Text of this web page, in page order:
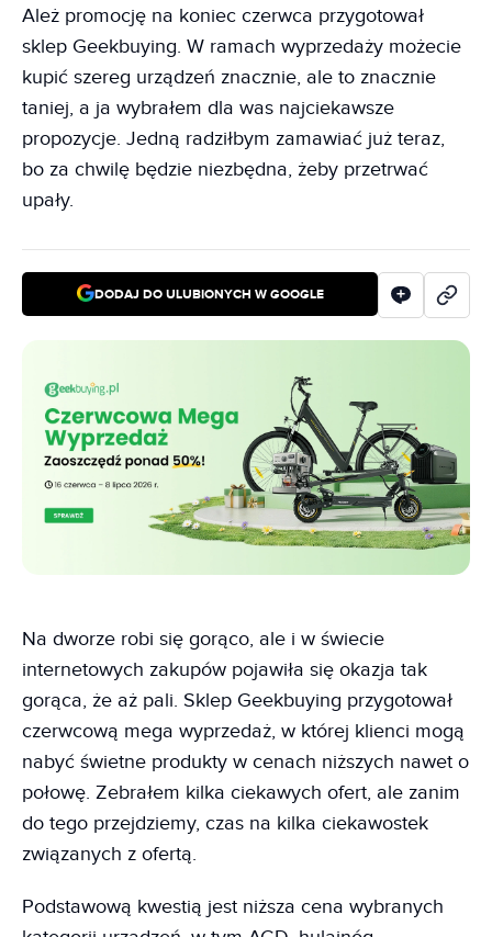
Ależ promocję na koniec czerwca przygotował
sklep Geekbuying. W ramach wyprzedaży możecie
kupić szereg urządzeń znacznie, ale to znacznie
taniej, a ja wybrałem dla was najciekawsze
propozycje. Jedną radziłbym zamawiać już teraz,
bo za chwilę będzie niezbędna, żeby przetrwać
upały.
DODAJ DO ULUBIONYCH W GOOGLE
Na dworze robi się gorąco, ale i w świecie
internetowych zakupów pojawiła się okazja tak
gorąca, że aż pali. Sklep Geekbuying przygotował
czerwcową mega wyprzedaż, w której klienci mogą
nabyć świetne produkty w cenach niższych nawet o
połowę. Zebrałem kilka ciekawych ofert, ale zanim
do tego przejdziemy, czas na kilka ciekawostek
związanych z ofertą.
Podstawową kwestią jest niższa cena wybranych